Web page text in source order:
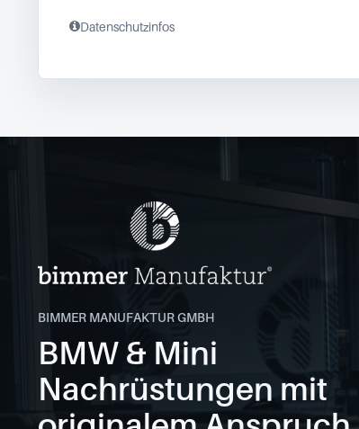
Datenschutzinfos
BIMMER MANUFAKTUR GMBH
BMW & Mini
Nachrüstungen mit